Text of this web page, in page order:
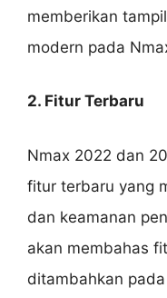
memberikan
modern pada
2. Fitur Terbaru
Nmax 2022 dan
fitur terbaru yang
dan keamanan
akan membahas
ditambahkan